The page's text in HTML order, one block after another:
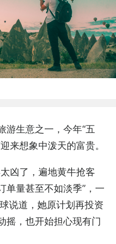
游生意之一，今年“五
来想象中泼天的富贵。
凶了，遍地黄牛抢客
单量甚至不如淡季”，一
说道，她原计划再投资
摇，也开始担心现有门